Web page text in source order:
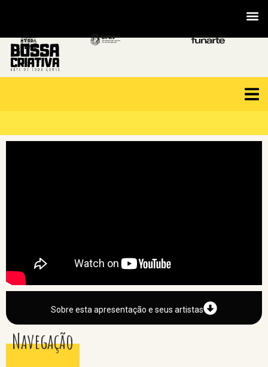
Sobre esta apresentação e seus artistas
Navegação